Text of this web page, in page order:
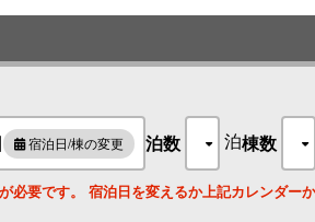
じながら、
宿泊日/棟の変更 泊数 泊棟数
必要です。 宿泊日を変えるか上記カレンダー